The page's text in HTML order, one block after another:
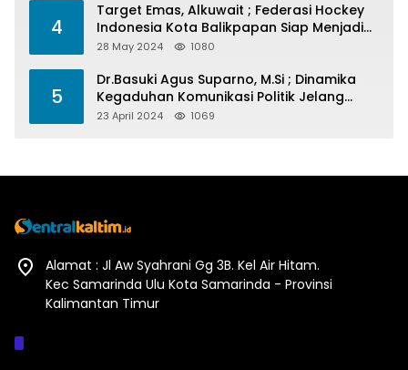
4
Target Emas, Alkuwait ; Federasi Hockey
Indonesia Kota Balikpapan Siap Menjadi
Barometer Prestasi Di Kaltim
28 May 2024 1080
5
Dr.Basuki Agus Suparno, M.Si ; Dinamika
Kegaduhan Komunikasi Politik Jelang
Pesta Politik 2024
23 April 2024 1069
Alamat : Jl Aw Syahrani Gg 3B. Kel Air Hitam.
Kec Samarinda Ulu Kota Samarinda - Provinsi
Kalimantan Timur